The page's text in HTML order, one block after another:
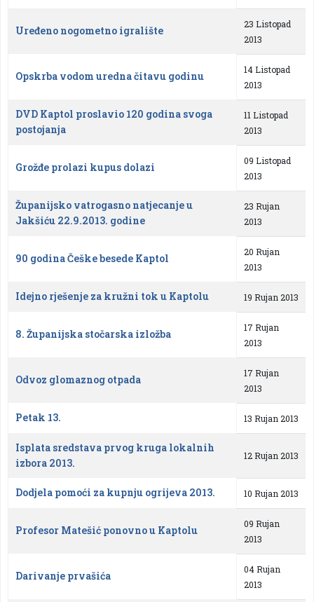
Uređeno nogometno igralište
23 Listopad
2013
Opskrba vodom uredna čitavu godinu
14 Listopad
2013
DVD Kaptol proslavio 120 godina svoga
postojanja
11 Listopad
2013
Grožđe prolazi kupus dolazi
09 Listopad
2013
Županijsko vatrogasno natjecanje u
Jakšiću 22.9.2013. godine
23 Rujan
2013
90 godina Češke besede Kaptol
20 Rujan
2013
Idejno rješenje za kružni tok u Kaptolu 19 Rujan 2013
8. Županijska stočarska izložba
17 Rujan
2013
Odvoz glomaznog otpada
17 Rujan
2013
Petak 13. 13 Rujan 2013
Isplata sredstava prvog kruga lokalnih
izbora 2013.
12 Rujan 2013
Dodjela pomoći za kupnju ogrijeva 2013. 10 Rujan 2013
Profesor Matešić ponovno u Kaptolu
09 Rujan
2013
Darivanje prvašića
04 Rujan
2013